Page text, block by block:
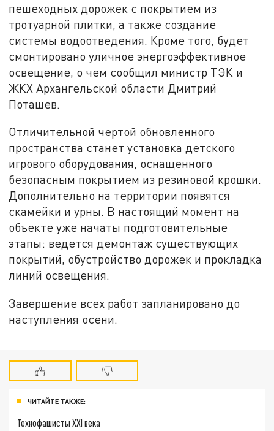
пешеходных дорожек с покрытием из
тротуарной плитки, а также создание
системы водоотведения. Кроме того, будет
смонтировано уличное энергоэффективное
освещение, о чем сообщил министр ТЭК и
ЖКХ Архангельской области Дмитрий
Поташев.
Отличительной чертой обновленного
пространства станет установка детского
игрового оборудования, оснащенного
безопасным покрытием из резиновой крошки.
Дополнительно на территории появятся
скамейки и урны. В настоящий момент на
объекте уже начаты подготовительные
этапы: ведется демонтаж существующих
покрытий, обустройство дорожек и прокладка
линий освещения.
Завершение всех работ запланировано до
наступления осени.
ЧИТАЙТЕ ТАКЖЕ:
Технофашисты XXI века